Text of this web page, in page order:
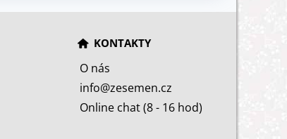
KONTAKTY
O nás
info@zesemen.cz
Online chat (8 - 16 hod)